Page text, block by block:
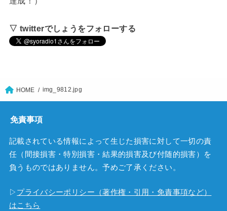
▽ twitterでしょうをフォローする
HOME img_9812.jpg
免責事項
記載されている情報によって生じた損害に対して一切の責
任（間接損害・特別損害・結果的損害及び付随的損害）を
負うものではありません。予めご了承ください。
▷ プライバシーポリシー（著作権・引用・免責事項など）
はこちら